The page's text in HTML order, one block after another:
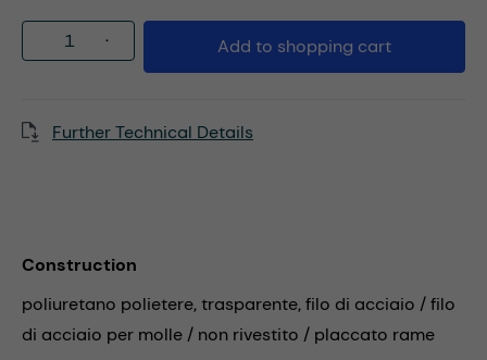
Product Quantity: Enter the desired
Add to shopping cart
Further Technical Details
Construction
poliuretano polietere, trasparente, filo di acciaio / filo
di acciaio per molle / non rivestito / placcato rame